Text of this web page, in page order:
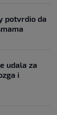
potvrdio da
udala za
i